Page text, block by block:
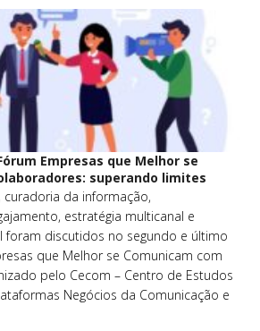
Empresas que Melhor se
superando limites
curadoria da informação,
estratégia multicanal e
foram discutidos no segundo e último
que Melhor se Comunicam com
pelo Cecom – Centro de Estudos
Negócios da Comunicação e